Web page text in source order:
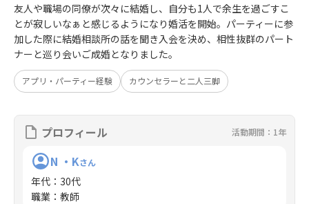
友人や職場の同僚が次々に結婚し、自分も1人で余生を過ごすこ
とが寂しいなぁと感じるようになり婚活を開始。パーティーに参
加した際に結婚相談所の話を聞き入会を決め、相性抜群のパート
ナーと巡り会いご成婚となりました。
アプリ・パーティー経験 カウンセラーと二人三脚
プロフィール 活動期間：1年
N ・Kさん
年代 ： 30代
職業 ： 教師